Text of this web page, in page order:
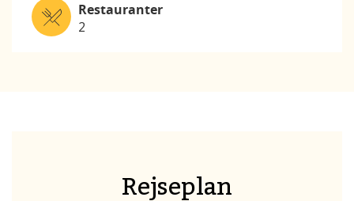
Restauranter
2
Rejseplan